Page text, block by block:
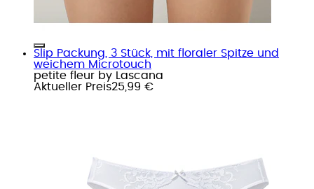
Slip Packung, 3 Stück, mit floraler Spitze und
weichem Microtouch
petite fleur by Lascana
Aktueller Preis25,99 €